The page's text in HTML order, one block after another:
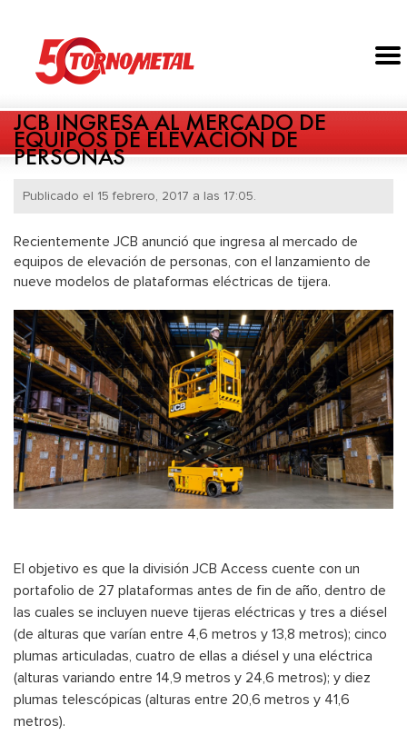
JCB INGRESA AL MERCADO DE
EQUIPOS DE ELEVACIÓN DE
PERSONAS
Publicado el 15 febrero, 2017 a las 17:05.
Recientemente JCB anunció que ingresa al mercado de
equipos de elevación de personas, con el lanzamiento de
nueve modelos de plataformas eléctricas de tijera.
El objetivo es que la división JCB Access cuente con un
portafolio de 27 plataformas antes de fin de año, dentro de
las cuales se incluyen nueve tijeras eléctricas y tres a diésel
(de alturas que varían entre 4,6 metros y 13,8 metros); cinco
plumas articuladas, cuatro de ellas a diésel y una eléctrica
(alturas variando entre 14,9 metros y 24,6 metros); y diez
plumas telescópicas (alturas entre 20,6 metros y 41,6
metros).